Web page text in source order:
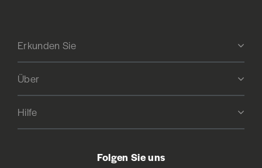
Erkunden Sie
Über
Hilfe
Folgen Sie uns